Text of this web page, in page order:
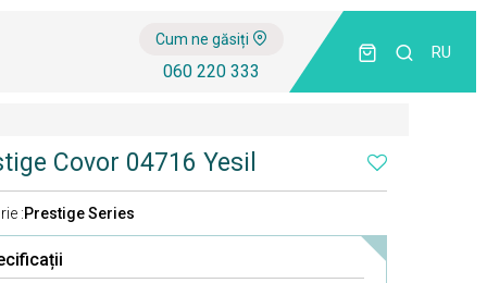
Cum ne găsiți
060 220 333
RU
Covor 04716 Yesil
:Prestige Series